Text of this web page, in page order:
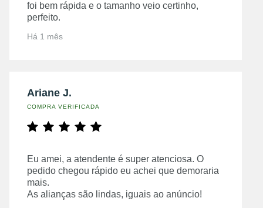
foi bem rápida e o tamanho veio certinho,
perfeito.
Há 1 mês
Ariane J.
COMPRA VERIFICADA
Eu amei, a atendente é super atenciosa. O
pedido chegou rápido eu achei que demoraria
mais.
As alianças são lindas, iguais ao anúncio!